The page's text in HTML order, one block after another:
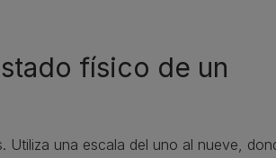
físico de un
Utiliza una escala del uno al nueve,